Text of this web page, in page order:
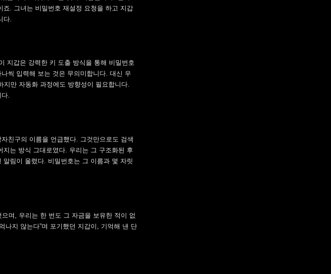
. 그녀는 비밀번호 재설정 요청을 하고 지갑
다.
지갑은 강력한 키 도출 방식을 통해 비밀번호
씩 입력해 보는 것은 무의미합니다. 대신 우
만 자동화 과정에도 방향성이 필요합니다.
.
친구의 이름을 언급했다. 그것만으로도 검색
는 방식 그대로였다. 우리는 그 구조화된 후
림이 울렸다. 비밀번호는 그 이름과 몇 자릿
며, 우리는 한 번도 그 자금을 보유한 적이 없
나지 않는다”며 포기했던 지갑이, 기억해 낸 단